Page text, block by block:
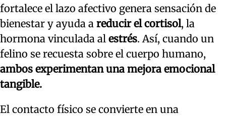
fortalece el lazo afectivo genera sensación de
bienestar y ayuda a reducir el cortisol, la
hormona vinculada al estrés. Así, cuando un
felino se recuesta sobre el cuerpo humano,
ambos experimentan una mejora emocional
tangible.
El contacto físico se convierte en una